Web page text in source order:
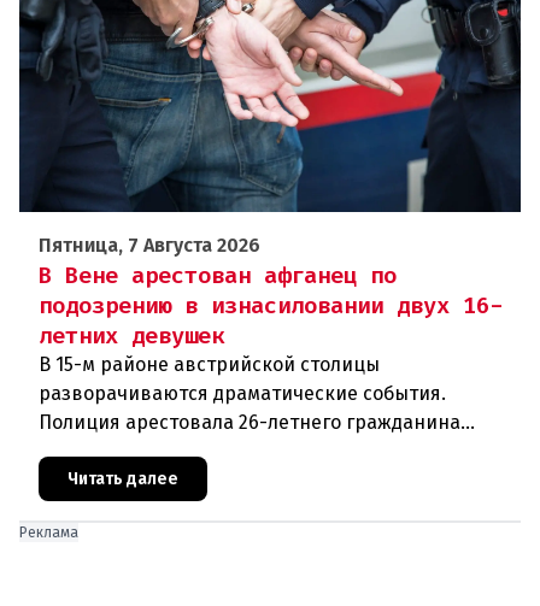
Пятница, 7 Августа 2026
В Вене арестован афганец по
подозрению в изнасиловании двух 16-
летних девушек
В 15-м районе австрийской столицы
разворачиваются драматические события.
Полиция арестовала 26-летнего гражданина
Афганистана по подозрению в изнасиловании
двух 16-летних девушек.Вызов полиции и задер
Читать далее
Реклама